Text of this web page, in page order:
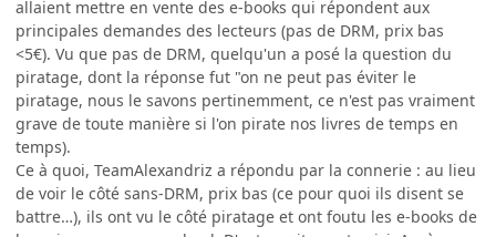
allaient mettre en vente des e-books qui répondent aux
principales demandes des lecteurs (pas de DRM, prix bas
<5€). Vu que pas de DRM, quelqu'un a posé la question du
piratage, dont la réponse fut "on ne peut pas éviter le
piratage, nous le savons pertinemment, ce n'est pas vraiment
grave de toute manière si l'on pirate nos livres de temps en
temps).
Ce à quoi, TeamAlexandriz a répondu par la connerie : au lieu
de voir le côté sans-DRM, prix bas (ce pour quoi ils disent se
battre…), ils ont vu le côté piratage et ont foutu les e-books de